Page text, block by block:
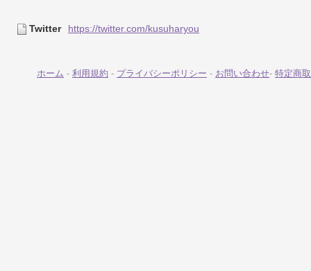
Twitter https://twitter.com/kusuharyou
ホーム - 利用規約 - プライバシーポリシー - お問い合わせ- 特定商